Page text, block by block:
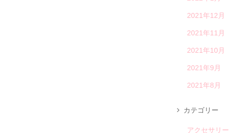
2021年12月
2021年11月
2021年10月
2021年9月
2021年8月
カテゴリー
アクセサリー